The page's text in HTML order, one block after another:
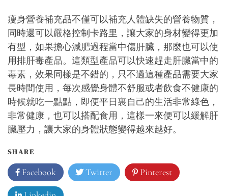
瘦身營養補充品不僅可以補充人體缺失的營養物質，
同時還可以嚴格控制卡路里，讓大家的身材變得更加
有型，如果擔心減肥過程當中傷肝臟，那麼也可以使
用排肝毒產品。這類型產品可以快速趕走肝臟當中的
毒素，效果同樣是不錯的，只不過這種產品需要大家
長時間使用，每次感覺身體不舒服或者飲食不健康的
時候就吃一點點，即便平日裏自己的生活非常綠色，
非常健康，也可以搭配食用，這樣一來便可以緩解肝
臟壓力，讓大家的身體狀態變得越來越好。
SHARE
Facebook Twitter Pinterest